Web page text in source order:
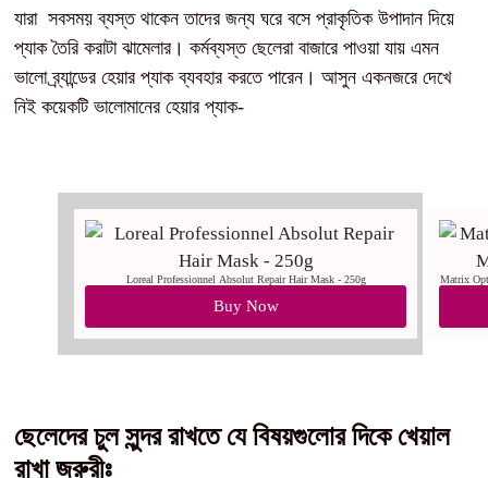
যারা সবসময় ব্যস্ত থাকেন তাদের জন্য ঘরে বসে প্রাকৃতিক উপাদান দিয়ে
প্যাক তৈরি করাটা ঝামেলার। কর্মব্যস্ত ছেলেরা বাজারে পাওয়া যায় এমন
ভালো ব্র্যান্ডের হেয়ার প্যাক ব্যবহার করতে পারেন। আসুন একনজরে দেখে
নিই কয়েকটি ভালোমানের হেয়ার প্যাক-
Loreal Professionnel Absolut Repair Hair Mask - 250g
Buy Now
Matrix
ছেলেদের চুল সুন্দর রাখতে যে বিষয়গুলোর দিকে খেয়াল
রাখা জরুরীঃ